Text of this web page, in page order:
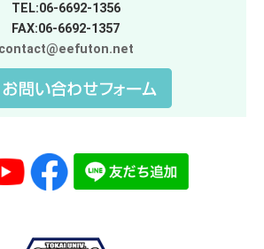
TEL:06-6692-1356
FAX:06-6692-1357
contact@eefuton.net